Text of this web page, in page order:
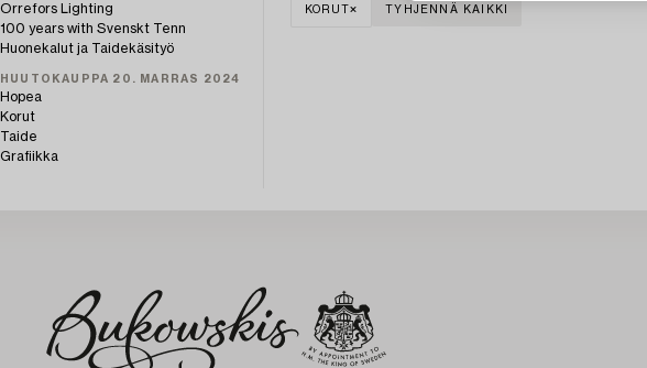
Orrefors Lighting
100 years with Svenskt Tenn
Huonekalut ja Taidekäsityö
HUUTOKAUPPA 20. MARRAS 2024
Hopea
Korut
Taide
Grafiikka
KORUT TYHJENNÄ KAIKKI